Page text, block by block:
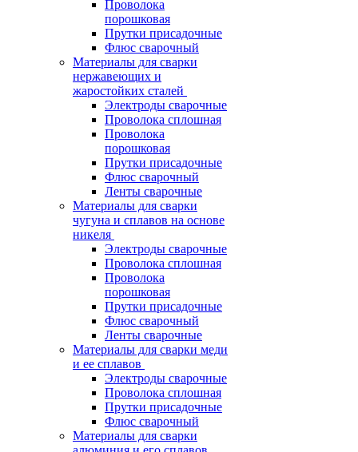
Проволока
порошковая
Прутки присадочные
Флюс сварочный
Материалы для сварки
нержавеющих и
жаростойких сталей
Электроды сварочные
Проволока сплошная
Проволока
порошковая
Прутки присадочные
Флюс сварочный
Ленты сварочные
Материалы для сварки
чугуна и сплавов на основе
никеля
Электроды сварочные
Проволока сплошная
Проволока
порошковая
Прутки присадочные
Флюс сварочный
Ленты сварочные
Материалы для сварки меди
и ее сплавов
Электроды сварочные
Проволока сплошная
Прутки присадочные
Флюс сварочный
Материалы для сварки